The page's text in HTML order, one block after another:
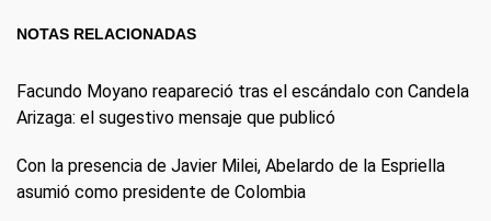
NOTAS RELACIONADAS
Facundo Moyano reapareció tras el escándalo con Candela
Arizaga: el sugestivo mensaje que publicó
Con la presencia de Javier Milei, Abelardo de la Espriella
asumió como presidente de Colombia